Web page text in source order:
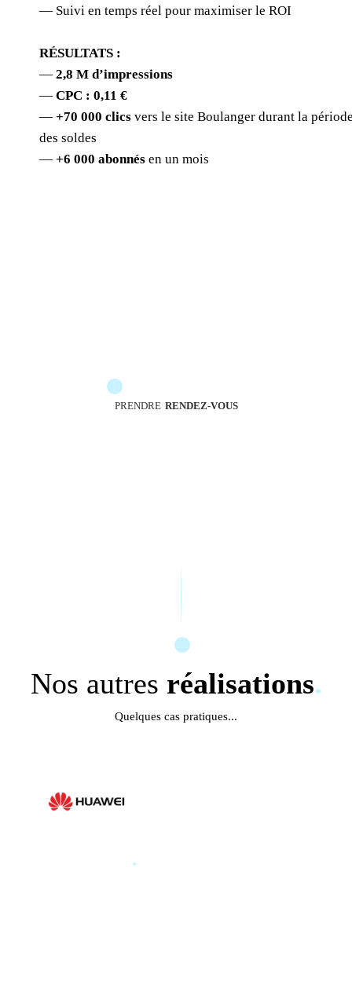
— Suivi en temps réel pour maximiser le ROI
RÉSULTATS :
—2,8 M d’impressions
—CPC : 0,11 €
—+70 000 clics vers le site Boulanger durant la
des soldes
—+6 000 abonnés en un mois
PRENDRE RENDEZ-VOUS
Nos autres réalisations.
Quelques cas pratiques...
.